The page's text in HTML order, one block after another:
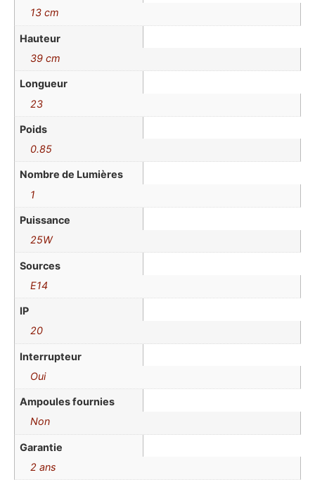
13 cm
Hauteur
39 cm
Longueur
23
Poids
0.85
Nombre de Lumières
1
Puissance
25W
Sources
E14
IP
20
Interrupteur
Oui
Ampoules fournies
Non
Garantie
2 ans